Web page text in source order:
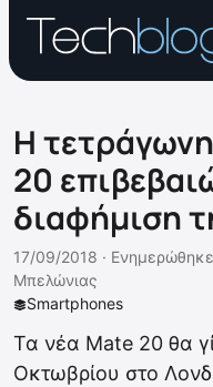
Η
20
διαφήμιση
Smartphones
17/09/2018 ·
Μπελώνιας
Τα νέα Mate 20 θα
Οκτωβρίου στο